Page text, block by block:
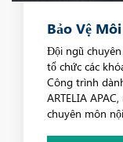
Bảo Vệ
Đội ngũ
tổ chức các
Công trình
ARTELIA
chuyên môn